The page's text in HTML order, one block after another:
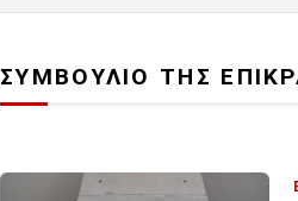
ΣΥΜΒΟΥΛΙΟ ΤΗΣ